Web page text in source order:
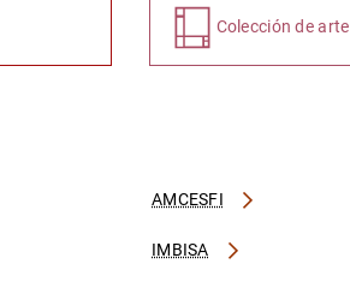
Colección de arte
AMCESFI
IMBISA